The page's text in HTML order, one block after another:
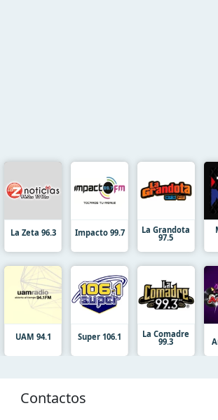
La Zeta 96.3 Impacto 99.7 La Grandota
97.5
UAM 94.1 Super 106.1 La Comadre
99.3
Contactos